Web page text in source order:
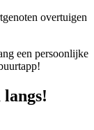
overtuigen
een persoonlijke